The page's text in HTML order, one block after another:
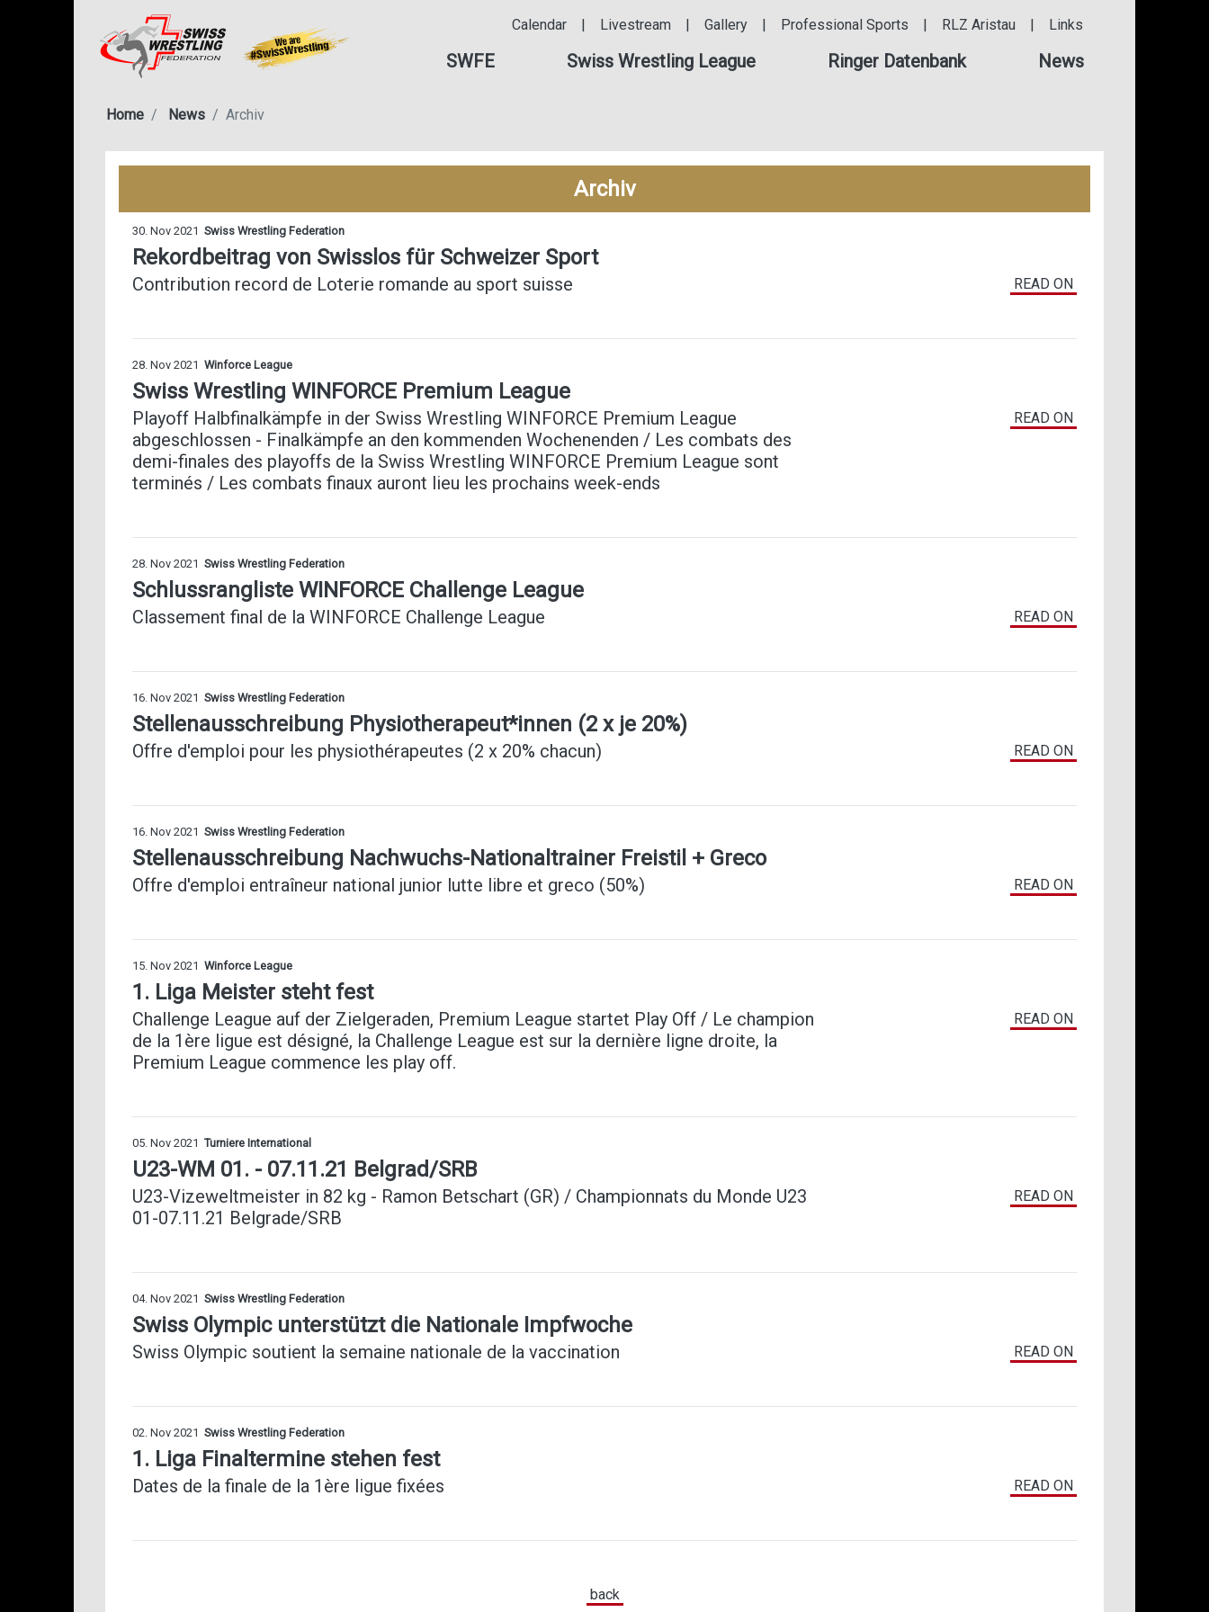
Links
|
RLZ Aristau
|
Professional Sports
|
Gallery
|
Livestream
|
Calendar
SWFE Swiss Wrestling League Ringer Datenbank News
Home News Archiv
Archiv
30. Nov 2021 Swiss Wrestling Federation
Rekordbeitrag von Swisslos für Schweizer Sport
Contribution record de Loterie romande au sport suisse READ ON
28. Nov 2021 Winforce League
Swiss Wrestling WINFORCE Premium League
Playoff Halbfinalkämpfe in der Swiss Wrestling WINFORCE Premium League
abgeschlossen - Finalkämpfe an den kommenden Wochenenden / Les combats des
demi-finales des playoffs de la Swiss Wrestling WINFORCE Premium League sont
terminés / Les combats finaux auront lieu les prochains week-ends
READ ON
28. Nov 2021 Swiss Wrestling Federation
Schlussrangliste WINFORCE Challenge League
Classement final de la WINFORCE Challenge League READ ON
16. Nov 2021 Swiss Wrestling Federation
Stellenausschreibung Physiotherapeut*innen (2 x je 20%)
Offre d'emploi pour les physiothérapeutes (2 x 20% chacun) READ ON
16. Nov 2021 Swiss Wrestling Federation
Stellenausschreibung Nachwuchs-Nationaltrainer Freistil + Greco
Offre d'emploi entraîneur national junior lutte libre et greco (50%) READ ON
15. Nov 2021 Winforce League
1. Liga Meister steht fest
Challenge League auf der Zielgeraden, Premium League startet Play Off / Le champion
de la 1ère ligue est désigné, la Challenge League est sur la dernière ligne droite, la
Premium League commence les play off.
READ ON
05. Nov 2021 Turniere International
U23-WM 01. - 07.11.21 Belgrad/SRB
U23-Vizeweltmeister in 82 kg - Ramon Betschart (GR) / Championnats du Monde U23
01-07.11.21 Belgrade/SRB
READ ON
04. Nov 2021 Swiss Wrestling Federation
Swiss Olympic unterstützt die Nationale Impfwoche
Swiss Olympic soutient la semaine nationale de la vaccination READ ON
02. Nov 2021 Swiss Wrestling Federation
1. Liga Finaltermine stehen fest
Dates de la finale de la 1ère ligue fixées READ ON
back